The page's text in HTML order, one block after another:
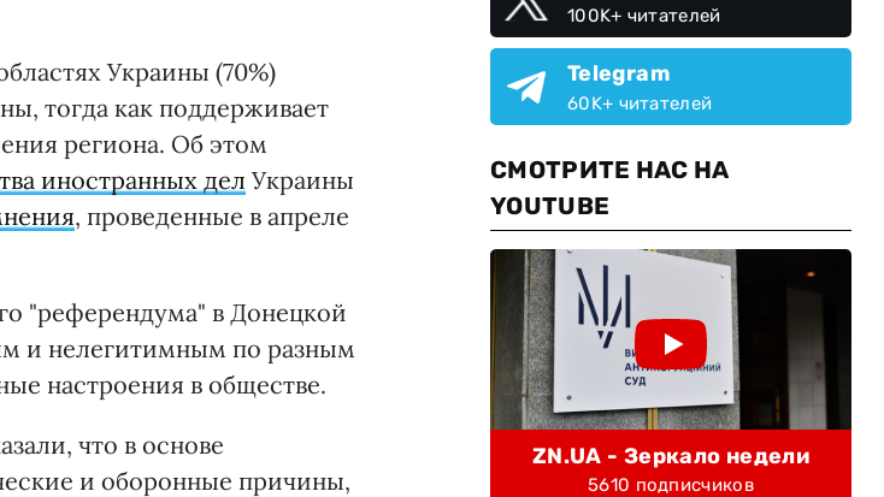
Украины (70%)
тогда как поддерживает
региона. Об этом
иностранных дел Украины
, проведенные в апреле
"референдума" в Донецкой
и нелегитимным по разным
настроения в обществе.
что в основе
и оборонные причины,
100K+ читателей
Telegram
60K+ читателей
СМОТРИТЕ НАС НА
YOUTUBE
ZN.UA - Зеркало недели
5610 подписчиков